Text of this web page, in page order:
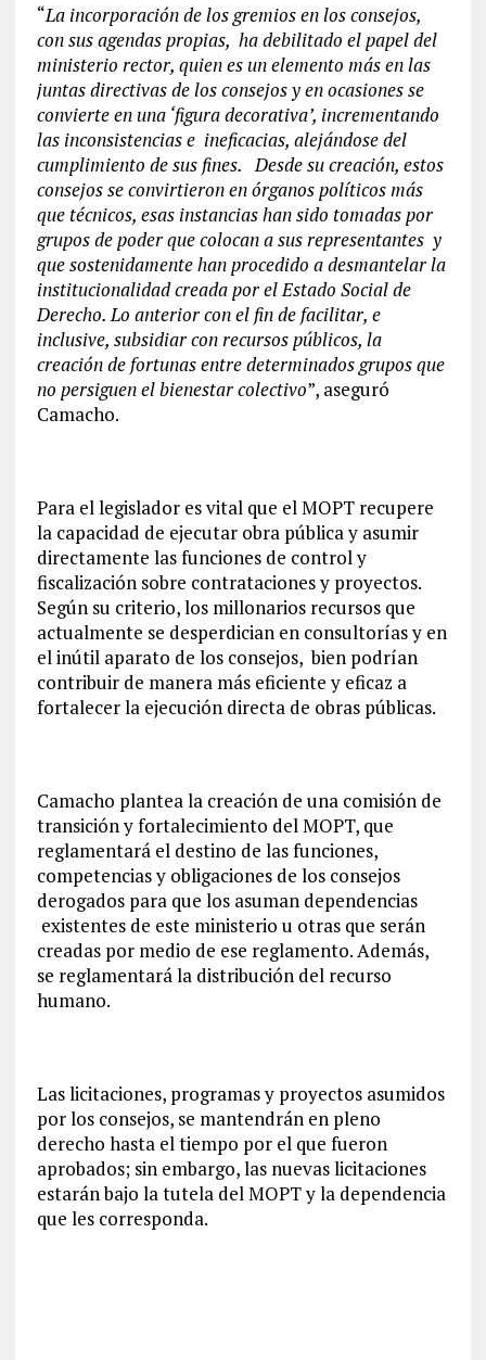
“La incorporación de los gremios en los consejos,
con sus agendas propias, ha debilitado el papel del
ministerio rector, quien es un elemento más en las
juntas directivas de los consejos y en ocasiones se
convierte en una ‘figura decorativa’, incrementando
las inconsistencias e ineficacias, alejándose del
cumplimiento de sus fines. Desde su creación, estos
consejos se convirtieron en órganos políticos más
que técnicos, esas instancias han sido tomadas por
grupos de poder que colocan a sus representantes y
que sostenidamente han procedido a desmantelar la
institucionalidad creada por el Estado Social de
Derecho. Lo anterior con el fin de facilitar, e
inclusive, subsidiar con recursos públicos, la
creación de fortunas entre determinados grupos que
no persiguen el bienestar colectivo”, aseguró
Camacho.
Para el legislador es vital que el MOPT recupere
la capacidad de ejecutar obra pública y asumir
directamente las funciones de control y
fiscalización sobre contrataciones y proyectos.
Según su criterio, los millonarios recursos que
actualmente se desperdician en consultorías y en
el inútil aparato de los consejos, bien podrían
contribuir de manera más eficiente y eficaz a
fortalecer la ejecución directa de obras públicas.
Camacho plantea la creación de una comisión de
transición y fortalecimiento del MOPT, que
reglamentará el destino de las funciones,
competencias y obligaciones de los consejos
derogados para que los asuman dependencias
existentes de este ministerio u otras que serán
creadas por medio de ese reglamento. Además,
se reglamentará la distribución del recurso
humano.
Las licitaciones, programas y proyectos asumidos
por los consejos, se mantendrán en pleno
derecho hasta el tiempo por el que fueron
aprobados; sin embargo, las nuevas licitaciones
estarán bajo la tutela del MOPT y la dependencia
que les corresponda.